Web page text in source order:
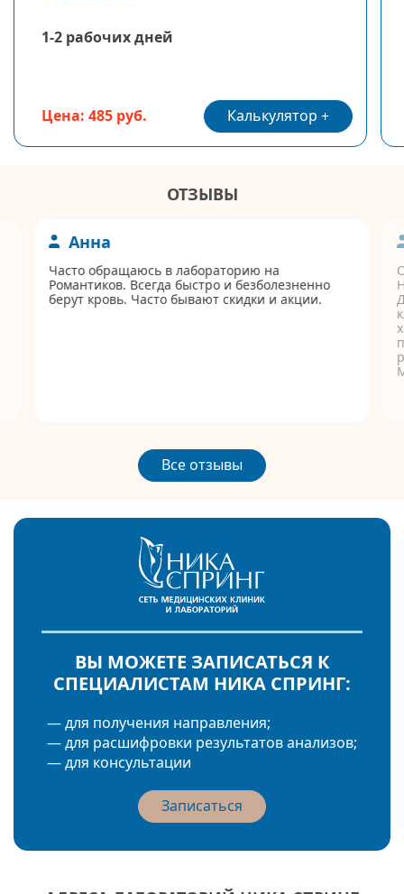
1-2 рабочих дней
Цена: 485 руб. Калькулятор
ОТЗЫВЫ
Анна
Часто обращаюсь в лабораторию на
Романтиков. Всегда быстро и безболезненно
берут кровь. Часто бывают скидки и акции.
Все отзывы
ВЫ МОЖЕТЕ ЗАПИСАТЬСЯ К
СПЕЦИАЛИСТАМ НИКА СПРИНГ:
— для получения направления;
— для расшифровки результатов анализов;
— для консультации
Записаться